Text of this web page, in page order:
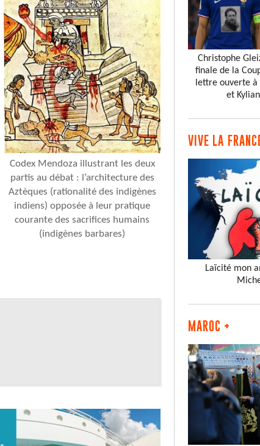
Codex Mendoza illustrant les deux
partis au débat : l’architecture des
Aztèques (rationalité des indigènes
indiens) opposée à leur pratique
courante des sacrifices humains
(indigènes barbares)
Christophe
finale de la
lettre ouverte à
et
VIVE LA
Laïcité mon
MAROC +